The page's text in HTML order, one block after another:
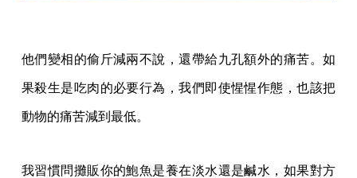
他們變相的偷斤減兩不說，還帶給九孔額外的痛苦。如
果殺生是吃肉的必要行為，我們即使惺惺作態，也該把
動物的痛苦減到最低。
我習慣問攤販你的鮑魚是養在淡水還是鹹水，如果對方